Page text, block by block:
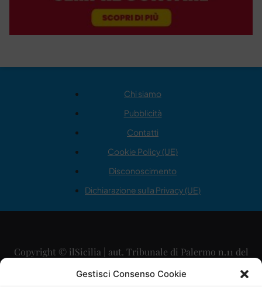
Gestisci Consenso Cookie
Chi siamo
Pubblicità
Contatti
Cookie Policy (UE)
Disconoscimento
Dichiarazione sulla Privacy (UE)
Copyright © ilSicilia | aut. Tribunale di Palermo n.11 del
29/09/2015